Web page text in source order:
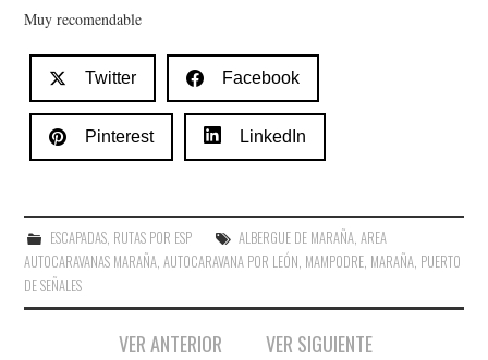
Muy recomendable
Twitter Facebook
Pinterest LinkedIn
ESCAPADAS, RUTAS POR ESP ALBERGUE DE MARAÑA, AREA
AUTOCARAVANAS MARAÑA,AUTOCARAVANA POR LEÓN, MAMPODRE, MARAÑA, PUERTO
DE SEÑALES
NavegaciónVER ANTERIOR VER SIGUIENTE